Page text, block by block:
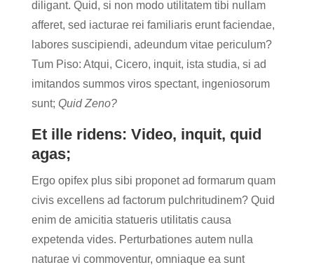
diligant. Quid, si non modo utilitatem tibi nullam
afferet, sed iacturae rei familiaris erunt faciendae,
labores suscipiendi, adeundum vitae periculum?
Tum Piso: Atqui, Cicero, inquit, ista studia, si ad
imitandos summos viros spectant, ingeniosorum
sunt; Quid Zeno?
Et ille ridens: Video, inquit, quid
agas;
Ergo opifex plus sibi proponet ad formarum quam
civis excellens ad factorum pulchritudinem? Quid
enim de amicitia statueris utilitatis causa
expetenda vides. Perturbationes autem nulla
naturae vi commoventur, omniaque ea sunt